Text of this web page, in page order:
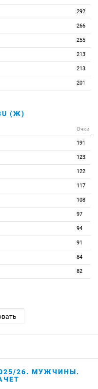
292
266
255
213
213
201
(Ж)
Очки
191
123
122
117
108
97
94
91
84
82
26. МУЖЧИНЫ.